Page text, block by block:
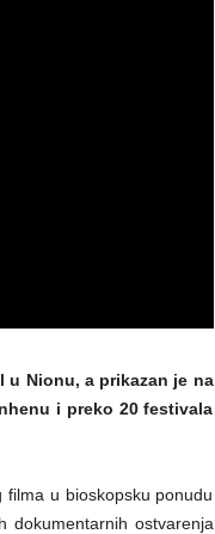
u Nionu, a prikazan je na
i preko 20 festivala
u bioskopsku ponudu
dokumentarnih ostvarenja